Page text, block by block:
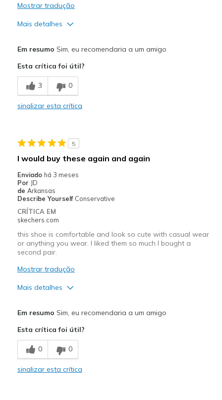
Mostrar tradução
Mais detalhes
Breathe Well
Comfortable
Going Out
Special Occasions
Travel
Width
Feels true to width
View On Shoes
Em resumo Sim, eu recomendaria a um amigo
Esta crítica foi útil?
3 0
sinalizar esta crítica
5
I would buy these again and again
Enviado há 3 meses
Por JD
de Arkansas
Describe Yourself Conservative
CRÍTICA EM
skechers.com
this shoe is comfortable and look so cute with casual wear
or anything you wear. I liked them so much I bought a
second pair.
Mostrar tradução
Mais detalhes
Comfortable
Durable
Em resumo Sim, eu recomendaria a um amigo
Esta crítica foi útil?
0 0
sinalizar esta crítica